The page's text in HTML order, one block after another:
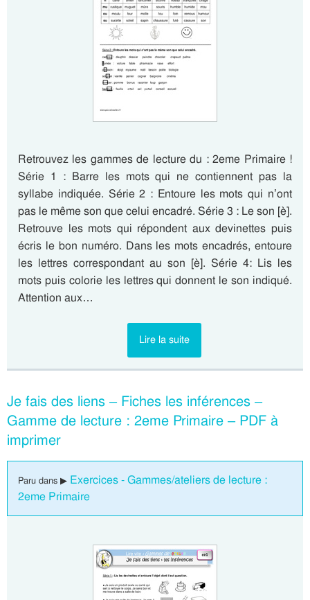
Retrouvez les gammes de lecture du : 2eme Primaire !
Série 1 : Barre les mots qui ne contiennent pas la
syllabe indiquée. Série 2 : Entoure les mots qui n’ont
pas le même son que celui encadré. Série 3 : Le son [è].
Retrouve les mots qui répondent aux devinettes puis
écris le bon numéro. Dans les mots encadrés, entoure
les lettres correspondant au son [è]. Série 4: Lis les
mots puis colorie les lettres qui donnent le son indiqué.
Attention aux…
Lire la suite
Je fais des liens – Fiches les inférences –
Gamme de lecture : 2eme Primaire – PDF à
imprimer
Paru dans ▶ Exercices - Gammes/ateliers de lecture :
2eme Primaire